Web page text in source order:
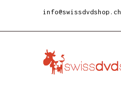
info@swissdvdshop.ch